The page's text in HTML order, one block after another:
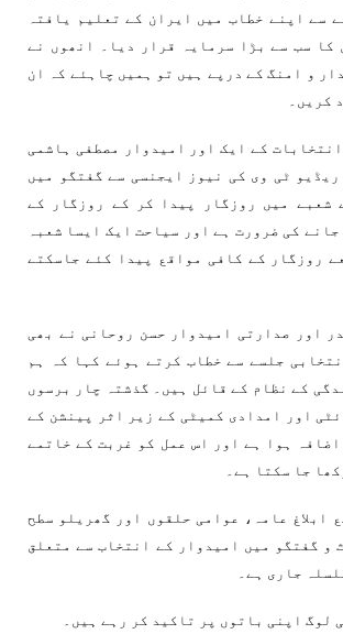
سے اپنے خطاب میں ایران کے تعلیم یافتہ
کا سب سے بڑا سرمایہ قرار دیا۔ انھوں نے
و امنگ کے درپے ہیں تو ہمیں چاہئے کہ ان
کریں۔
کے ایک اور امیدوار مصطفی ہاشمی
ٹی وی کی نیوز ایجنسی سے گفتگو میں
شعبے میں روزگار پیدا کر کے روزگار کے
کی ضرورت ہے اور سیاحت ایک ایسا شعبہ
روزگار کے کافی مواقع پیدا کئے جاسکتے
اور صدارتی امیدوار حسن روحانی نے بھی
جلسے سے خطاب کرتے ہوئے کہا کہ ہم
کے نظام کے قائل ہیں۔ گذشتہ چار برسوں
اور امدادی کمیٹی کے زیر اثر پینشن کے
ہوا ہے اور اس عمل کو غربت کے خاتمے
جا سکتا ہے۔
ابلاغ عامہ، عوامی حلقوں اور گھریلو سطح
و گفتگو میں امیدوار کے انتخاب سے متعلق
جاری ہے۔
لوگ اپنی باتوں پر تاکید کر رہے ہیں۔